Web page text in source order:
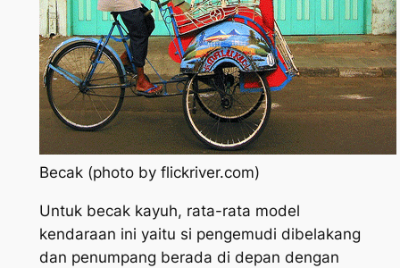
Becak (photo by flickriver.com)
Untuk becak kayuh, rata-rata model
kendaraan ini yaitu si pengemudi dibelakang
dan penumpang berada di depan dengan